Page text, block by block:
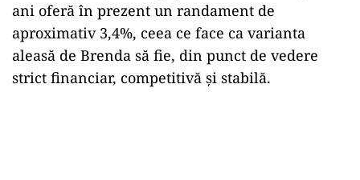
ani oferă în prezent un randament de
aproximativ 3,4%, ceea ce face ca varianta
aleasă de Brenda să fie, din punct de vedere
strict financiar, competitivă și stabilă.